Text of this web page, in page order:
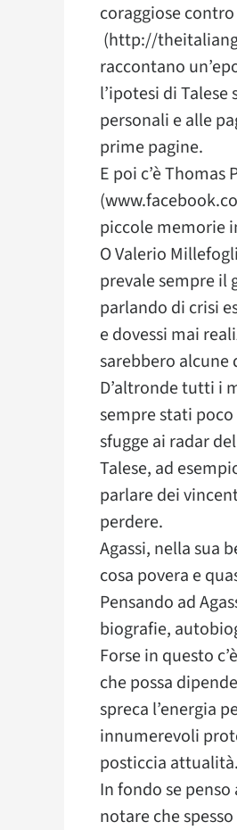
coraggiose
(http://
raccontano
l’ipotesi di
personali e alle
prime pagine.
E poi c’è
piccole memorie
O Valerio
prevale sempre il
parlando di crisi
e dovessi mai
sarebbero
D’altronde tutti i
sempre stati
sfugge ai radar
Talese, ad
parlare dei
perdere.
Agassi, nella sua
cosa povera e
Pensando ad
biografie,
Forse in questo
che possa
spreca l’energia
innumerevoli
posticcia attualità.
In fondo se
notare che